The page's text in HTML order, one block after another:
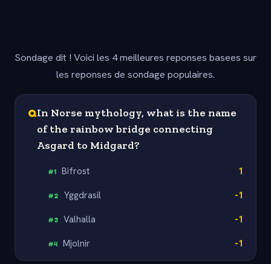
Sondage dit ! Voici les 4 meilleures reponses basees sur
les reponses de sondage populaires.
QIn Norse mythology, what is the name
of the rainbow bridge connecting
Asgard to Midgard?
#1 Bifrost 1
#2 Yggdrasil -1
#3 Valhalla -1
#4 Mjolnir -1